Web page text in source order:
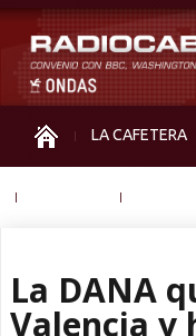
LA CAFETERA
La DANA
Valencia y